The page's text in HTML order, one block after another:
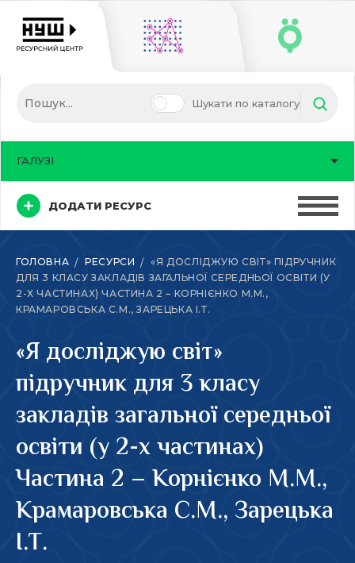
Шукати по каталогу
ДОДАТИ РЕСУРС
ГАЛУЗІ
ГОЛОВНА РЕСУРСИ
«Я ДОСЛІДЖУЮ СВІТ» ПІДРУЧНИК
ДЛЯ 3 КЛАСУ ЗАКЛАДІВ ЗАГАЛЬНОЇ СЕРЕДНЬОЇ ОСВІТИ (У
2-Х ЧАСТИНАХ) ЧАСТИНА 2 – КОРНІЄНКО М.М.,
КРАМАРОВСЬКА С.М., ЗАРЕЦЬКА І.Т.
«Я досліджую світ»
підручник для 3 класу
закладів загальної середньої
освіти (у 2-х частинах)
Частина 2 – Корнієнко М.М.,
Крамаровська С.М., Зарецька
І.Т.